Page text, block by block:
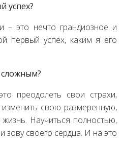
успех?
это нечто грандиозное и
первый успех, каким я его
преодолеть свои страхи,
свою размеренную,
Научиться полностью,
зову своего сердца. И на это